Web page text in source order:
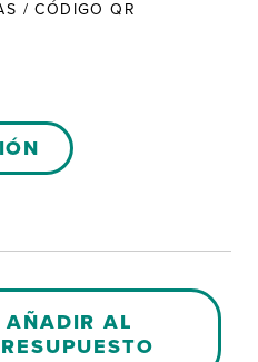
/ CÓDIGO QR
AÑADIR AL